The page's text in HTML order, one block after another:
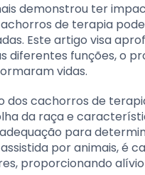
demonstrou ter
de terapia
Este artigo visa
diferentes funções, o
vidas.
dos cachorros de
da raça e
para
por animais, é
proporcionando